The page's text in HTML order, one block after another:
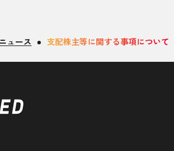
ュース 支配株主等に関する事項について